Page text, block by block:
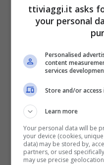
Uno dei principali
rischio di squilibri
pedaliamo, i
modo
muscolari, come
braccia, vengono
questa
muscolari
ttiviaggi.it asks
your personal
Personalised
content
services
Store and/or
Learn more
Your personal data will be
your device (cookies,
data) may be stored by,
partners, or used
may use precise